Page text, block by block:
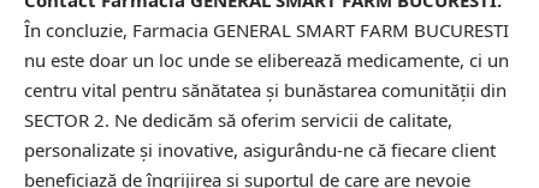
În concluzie, Farmacia GENERAL SMART FARM BUCURESTI
nu este doar un loc unde se eliberează medicamente, ci un
centru vital pentru sănătatea și bunăstarea comunității din
SECTOR 2. Ne dedicăm să oferim servicii de calitate,
personalizate și inovative, asigurându-ne că fiecare client
beneficiază de îngrijirea și suportul de care are nevoie